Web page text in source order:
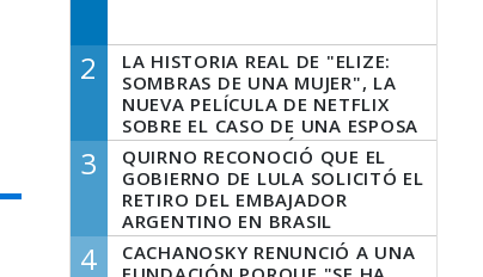
2
LA HISTORIA REAL DE "ELIZE:
SOMBRAS DE UNA MUJER", LA
NUEVA PELÍCULA DE NETFLIX
SOBRE EL CASO DE UNA ESPOSA
QUE DESCUARTIZÓ A SU
MARIDO
3
QUIRNO RECONOCIÓ QUE EL
GOBIERNO DE LULA SOLICITÓ EL
RETIRO DEL EMBAJADOR
ARGENTINO EN BRASIL
4
CACHANOSKY RENUNCIÓ A UNA